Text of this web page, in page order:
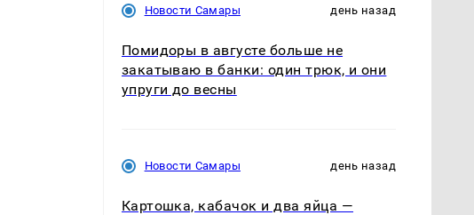
Новости Самары день назад
Помидоры в августе больше не
закатываю в банки: один трюк, и они
упруги до весны
Новости Самары день назад
Картошка, кабачок и два яйца —